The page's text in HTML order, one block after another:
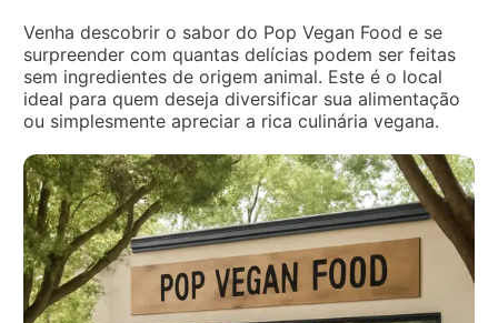
Venha descobrir o sabor do Pop Vegan Food e se
surpreender com quantas delícias podem ser feitas
sem ingredientes de origem animal. Este é o local
ideal para quem deseja diversificar sua alimentação
ou simplesmente apreciar a rica culinária vegana.